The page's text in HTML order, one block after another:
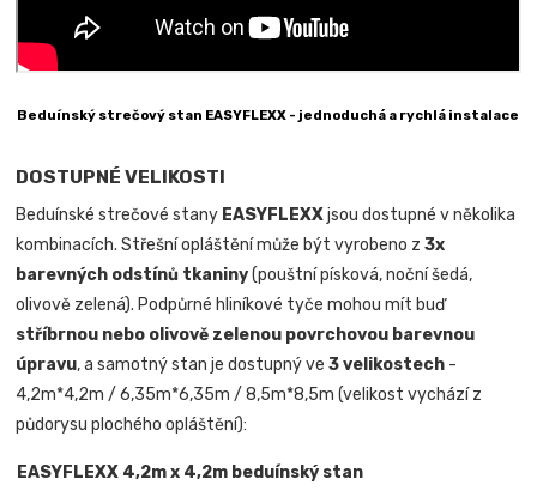
Beduínský strečový stan EASYFLEXX - jednoduchá a rychlá instalace
DOSTUPNÉ VELIKOSTI
Beduínské strečové stany EASYFLEXXjsou dostupné v několika
kombinacích. Střešní opláštění může být vyrobeno z3x
barevných odstínů tkaniny(pouštní písková, noční šedá,
olivově zelená). Podpůrné hliníkové tyče mohou mít buď
stříbrnou nebo olivově zelenou povrchovou barevnou
úpravu, a samotný stan je dostupný ve3 velikostech -
4,2m*4,2m / 6,35m*6,35m / 8,5m*8,5m (velikost vychází z
půdorysu plochého opláštění):
EASYFLEXX 4,2m x 4,2m beduínský stan